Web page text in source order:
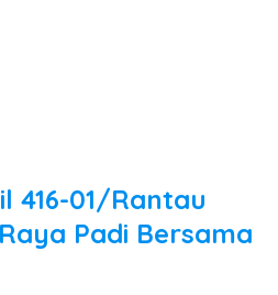
416-01/Rantau
Padi Bersama